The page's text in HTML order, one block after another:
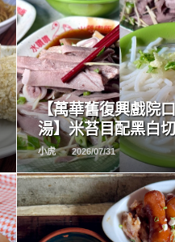
【萬華舊復興戲院
湯】米苔目配黑白
小虎 2026/07/31